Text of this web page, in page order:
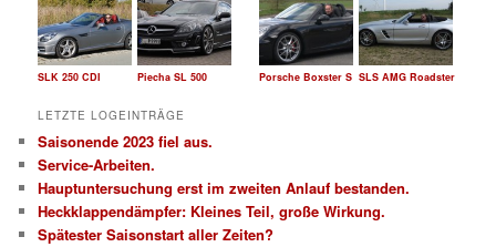
SLK 250 CDI SLS AMG Roadster
Piecha SL 500 Porsche Boxster S
LETZTE LOGEINTRÄGE
Saisonende 2023 fiel aus.
Service-Arbeiten.
Hauptuntersuchung erst im zweiten Anlauf bestanden.
Heckklappendämpfer: Kleines Teil, große Wirkung.
Spätester Saisonstart aller Zeiten?